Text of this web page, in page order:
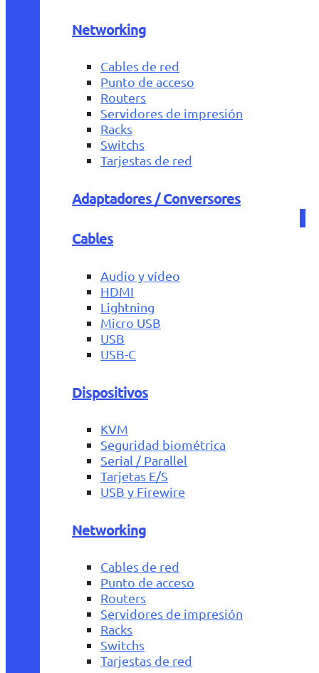
Networking
Cables de red
Punto de acceso
Routers
Servidores de impresión
Racks
Switchs
Tarjestas de red
Adaptadores / Conversores
Cables
Audio y vídeo
HDMI
Lightning
Micro USB
USB
USB-C
Dispositivos
KVM
Seguridad biométrica
Serial / Parallel
Tarjetas E/S
USB y Firewire
Networking
Cables de red
Punto de acceso
Routers
Servidores de impresión
Racks
Switchs
Tarjestas de red